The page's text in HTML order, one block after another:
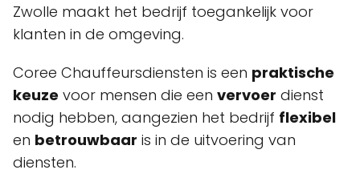
Zwolle maakt het bedrijf toegankelijk voor
klanten in de omgeving.
Coree Chauffeursdiensten is een praktische
keuze voor mensen die een vervoer dienst
nodig hebben, aangezien het bedrijf flexibel
en betrouwbaar is in de uitvoering van
diensten.